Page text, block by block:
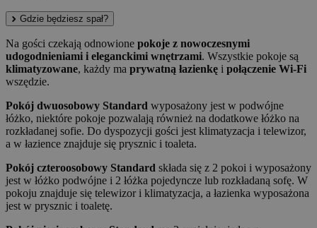
Gdzie będziesz spał?
Na gości czekają odnowione pokoje z nowoczesnymi
udogodnieniami i eleganckimi wnętrzami. Wszystkie pokoje są
klimatyzowane, każdy ma prywatną łazienkę i połączenie Wi-Fi
wszędzie.
Pokój dwuosobowy Standard wyposażony jest w podwójne
łóżko, niektóre pokoje pozwalają również na dodatkowe łóżko na
rozkładanej sofie. Do dyspozycji gości jest klimatyzacja i telewizor,
a w łazience znajduje się prysznic i toaleta.
Pokój czteroosobowy Standard składa się z 2 pokoi i wyposażony
jest w łóżko podwójne i 2 łóżka pojedyncze lub rozkładaną sofę. W
pokoju znajduje się telewizor i klimatyzacja, a łazienka wyposażona
jest w prysznic i toaletę.